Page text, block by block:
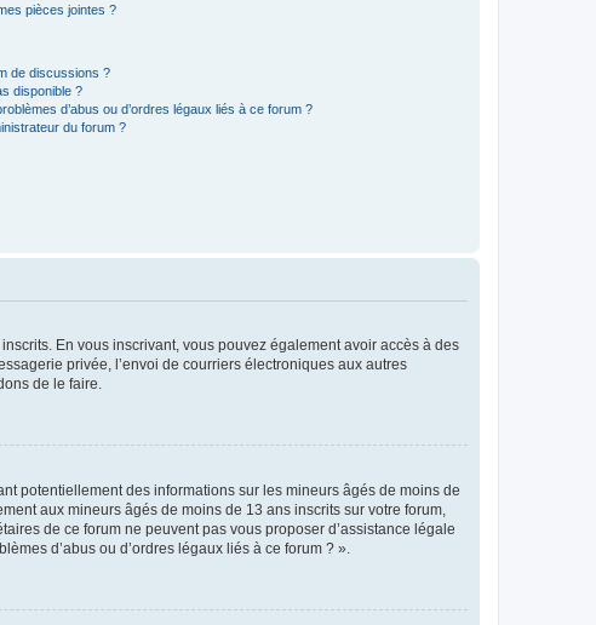
pièces jointes ?
de discussions ?
disponible ?
d’abus ou d’ordres légaux liés à ce forum ?
du forum ?
En vous inscrivant, vous pouvez également avoir accès à des
privée, l’envoi de courriers électroniques aux autres
de le faire.
potentiellement des informations sur les mineurs âgés de moins de
aux mineurs âgés de moins de 13 ans inscrits sur votre forum,
de ce forum ne peuvent pas vous proposer d’assistance légale
d’abus ou d’ordres légaux liés à ce forum ? ».